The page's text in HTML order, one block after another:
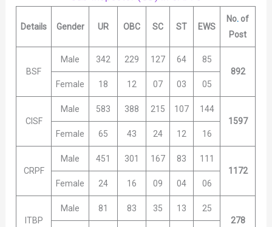
Details Gender UR OBC SC ST EWS
No. of
Post
BSF
Male 342 229 127 64
85
892
Female
18 12 07 03 05
CISF
Male 583 388 215 107
144
1597
Female
65 43 24 12 16
CRPF
Male 451 301 167 83
111
1172
Female
24 16 09 04 06
ITBP
Male 81 83 35 13
25
278